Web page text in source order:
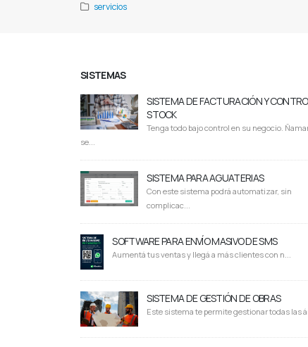
servicios
SISTEMAS
SISTEMA DE FACTURACIÓN Y
STOCK
Tenga todo bajo control en su negocio.
se...
SISTEMA PARA AGUATERIAS
Con este sistema podrá automatizar, sin
complicac...
SOFTWARE PARA ENVÍO MASIVO DE SMS
Aumentá tus ventas y llegá a más clientes con n...
SISTEMA DE GESTIÓN DE OBRAS
Este sistema te permite gestionar todas las